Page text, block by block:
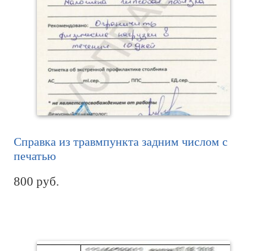
Справка из травмпункта задним числом с
печатью
800 руб.